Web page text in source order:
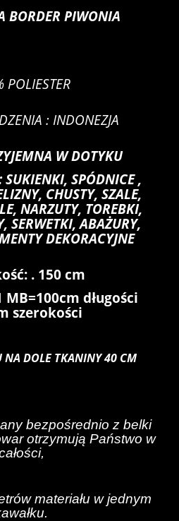
BORDER PIWONIA
POLIESTER
: INDONEZJA
W DOTYKU
SUKIENKI, SPÓDNICE ,
CHUSTY, SZALE,
NARZUTY, TOREBKI,
SERWETKI, ABAŻURY,
DEKORACYJNE
. 150 cm
MB=100cm długości
szerokości
NA DOLE TKANINY 40 CM
bezpośrednio z belki
otrzymują Państwo w
materiału w jednym